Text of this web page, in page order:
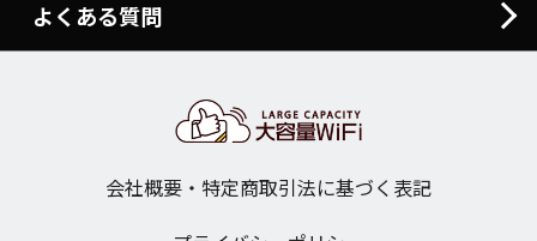
よくある質問
会社概要・特定商取引法に基づく表記